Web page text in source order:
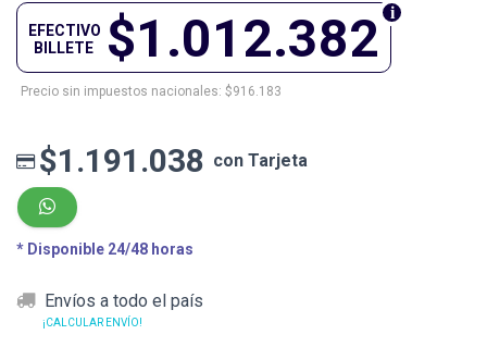
$1.012.382
EFECTIVO
BILLETE
Precio sin impuestos nacionales: $916.183
$1.191.038 con Tarjeta
* Disponible 24/48 horas
Envíos a todo el país
¡CALCULAR ENVÍO!